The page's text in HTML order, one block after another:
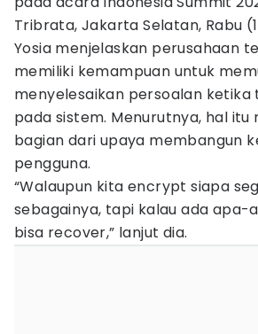
Tribrata, Jakarta Selatan, Rabu
Yosia menjelaskan perusahaan
memiliki kemampuan untuk
menyelesaikan persoalan ketika
pada sistem. Menurutnya, hal itu
bagian dari upaya membangun
pengguna.
“Walaupun kita encrypt siapa
sebagainya, tapi kalau ada apa-
bisa recover,” lanjut dia.